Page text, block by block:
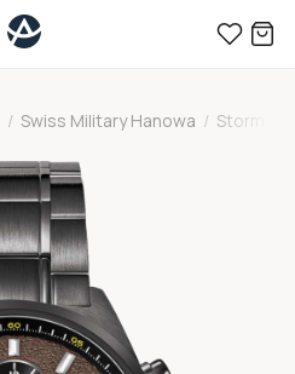
/ Swiss Military Hanowa / Storm